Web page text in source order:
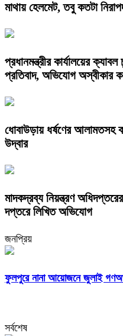
মাথায় হেলমেট, তবু কতটা
প্রধানমন্ত্রীর কার্যালয়ের
প্রতিবাদ, অভিযোগ অস্বীকার
ধোবাউড়ায় ধর্ষণের আলামতসহ
উদ্বার
মাদকদ্রব্য নিয়ন্ত্রণ
দপ্তরে লিখিত অভিযোগ
জনপ্রিয়
ফুলপুরে নানা আয়োজনে জুলাই
সর্বশেষ